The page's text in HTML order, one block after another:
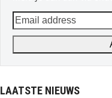
Email
address
LAATSTE NIEUWS